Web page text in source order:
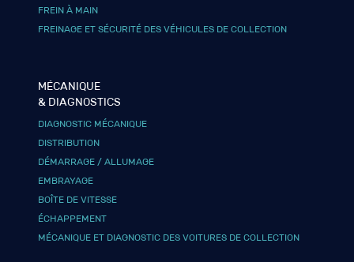
FREIN À MAIN
FREINAGE ET SÉCURITÉ DES VÉHICULES DE COLLECTION
MÉCANIQUE
& DIAGNOSTICS
DIAGNOSTIC MÉCANIQUE
DISTRIBUTION
DÉMARRAGE / ALLUMAGE
EMBRAYAGE
BOÎTE DE VITESSE
ÉCHAPPEMENT
MÉCANIQUE ET DIAGNOSTIC DES VOITURES DE COLLECTION